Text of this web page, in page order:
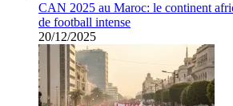
CAN 2025 au Maroc: le continent
de football intense
20/12/2025